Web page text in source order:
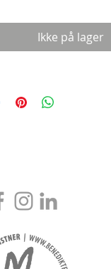
Ikke på lager